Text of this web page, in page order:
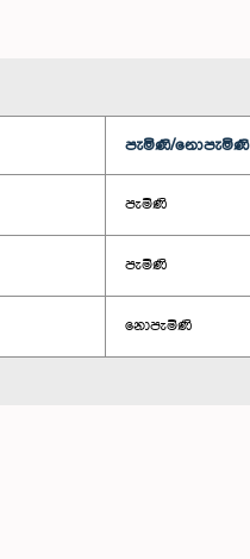
පැමිණි/නොපැමිණි
පැමිණි
පැමිණි
නොපැමිණි